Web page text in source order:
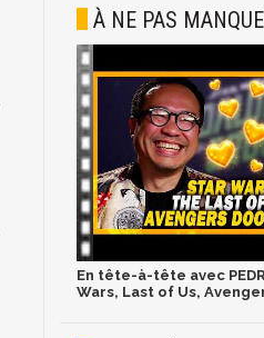
À NE PAS
En tête-à-tête avec
Wars, Last of Us,